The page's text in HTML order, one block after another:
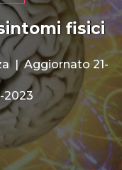
fisici
|Aggiornato 21-
2023